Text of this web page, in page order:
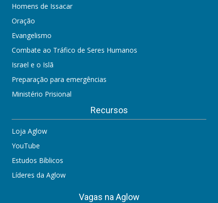
Homens de Issacar
Oração
Evangelismo
Combate ao Tráfico de Seres Humanos
Israel e o Islã
Preparação para emergências
Ministério Prisional
Recursos
Loja Aglow
YouTube
Estudos Bíblicos
Líderes da Aglow
Vagas na Aglow